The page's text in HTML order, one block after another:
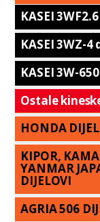
KASEI
KASEI 3WZ-
KASEI 3W-
Ostale
HONDA
KIPOR,
YANMAR
DIJELOVI
AGRIA 506